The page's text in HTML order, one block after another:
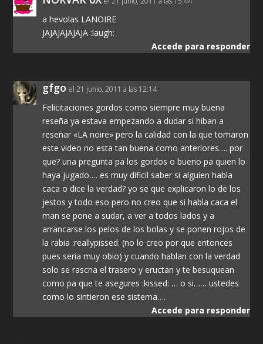
a hevolas LANOIRE
JAJAJAJAJAJA :laugh:
Accede para responder
gfgo el 21 junio, 2011 a las 12:14
Felicitaciones gordos como siempre muy buena
reseña ya estava empezando a dudar si hiban a
reseñar «LA noire» pero la calidad con la que tomaron
este video no esta tan buena como anteriores…. por
que? una pregunta pa los gordos o bueno pa quien lo
haya jugado…. es muy dificil saber si alguien habla
caca o dice la verdad? yo se que explicaron lo de los
jestos y todo eso pero no creo que si habla caca el
man se pone a sudar, a ver a todos lados y a
arrancarse los pelos de los bolas y se ponen rojos de
la rabia :reallypissed: (no lo creo por que entonces
pues seria muy obio) y cuando hablan con la verdad
solo se rascna el trasero y eructan y te besuquean
como pa que te asegures :kissed: … o si…… ustedes
como lo sintieron ese sistema….
Accede para responder